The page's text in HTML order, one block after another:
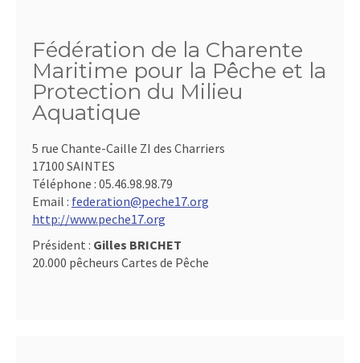
Fédération de la Charente
Maritime pour la Pêche et la
Protection du Milieu
Aquatique
5 rue Chante-Caille ZI des Charriers
17100 SAINTES
Téléphone : 05.46.98.98.79
Email : federation@peche17.org
http://www.peche17.org
Président : Gilles BRICHET
20.000 pêcheurs Cartes de Pêche